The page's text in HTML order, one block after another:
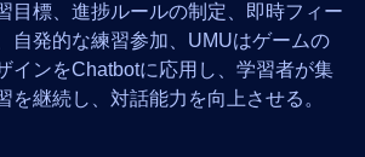
目標、進捗ルールの制定、即時フィー
自発的な練習参加、UMUはゲームの
インをChatbotに応用し、学習者が集
を継続し、対話能力を向上させる。